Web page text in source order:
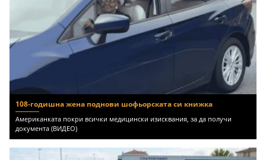
108-годишна жена поднови шофьорската си книжка
Американката покри всички медицински изисквания, за да получи
документа (ВИДЕО)